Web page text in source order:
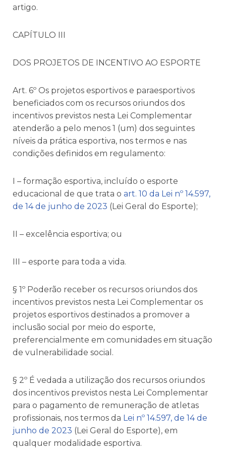
artigo.
CAPÍTULO III
DOS PROJETOS DE INCENTIVO AO ESPORTE
Art. 6º Os projetos esportivos e paraesportivos
beneficiados com os recursos oriundos dos
incentivos previstos nesta Lei Complementar
atenderão a pelo menos 1 (um) dos seguintes
níveis da prática esportiva, nos termos e nas
condições definidos em regulamento:
I – formação esportiva, incluído o esporte
educacional de que trata o art. 10 da Lei nº 14.597,
de 14 de junho de 2023 (Lei Geral do Esporte);
II – excelência esportiva; ou
III – esporte para toda a vida.
§ 1º Poderão receber os recursos oriundos dos
incentivos previstos nesta Lei Complementar os
projetos esportivos destinados a promover a
inclusão social por meio do esporte,
preferencialmente em comunidades em situação
de vulnerabilidade social.
§ 2º É vedada a utilização dos recursos oriundos
dos incentivos previstos nesta Lei Complementar
para o pagamento de remuneração de atletas
profissionais, nos termos da Lei nº 14.597, de 14 de
junho de 2023 (Lei Geral do Esporte), em
qualquer modalidade esportiva.